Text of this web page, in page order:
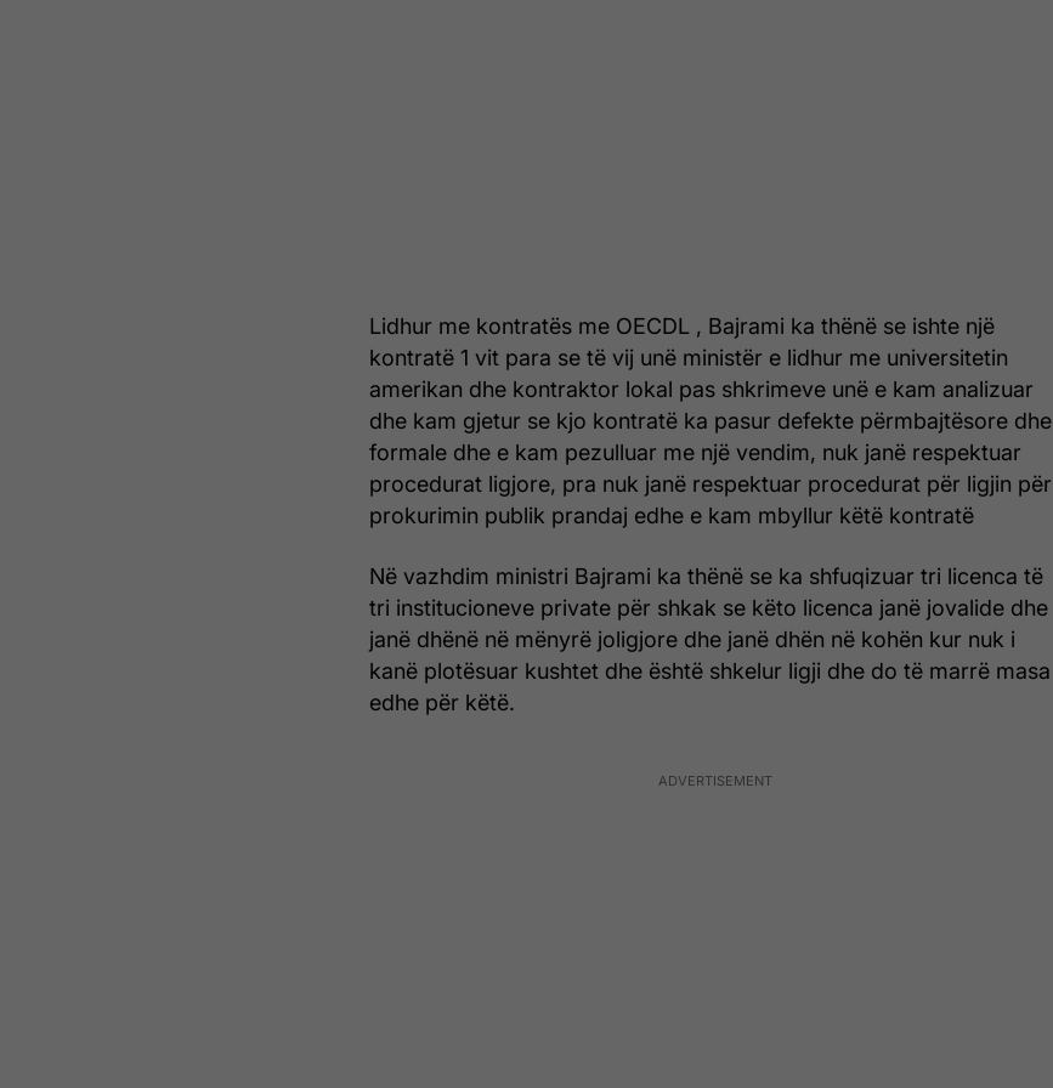
Lidhur me kontratës me OECDL , Bajrami ka thënë se ishte një
kontratë 1 vit para se të vij unë ministër e lidhur me universitetin
amerikan dhe kontraktor lokal pas shkrimeve unë e kam analizuar
dhe kam gjetur se kjo kontratë ka pasur defekte përmbajtësore dhe
formale dhe e kam pezulluar me një vendim, nuk janë respektuar
procedurat ligjore, pra nuk janë respektuar procedurat për ligjin për
prokurimin publik prandaj edhe e kam mbyllur këtë kontratë
Në vazhdim ministri Bajrami ka thënë se ka shfuqizuar tri licenca të
tri institucioneve private për shkak se këto licenca janë jovalide dhe
janë dhënë në mënyrë joligjore dhe janë dhën në kohën kur nuk i
kanë plotësuar kushtet dhe është shkelur ligji dhe do të marrë masa
edhe për këtë.